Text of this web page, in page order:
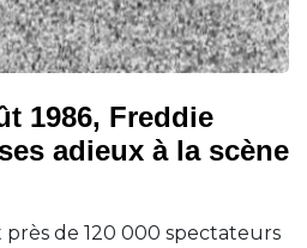
1986, Freddie
adieux à la scène
près de 120 000 spectateurs